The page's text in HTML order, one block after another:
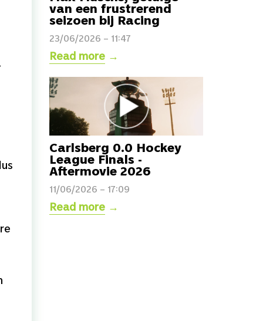
van een frustrerend
seizoen bij Racing
23/06/2026 – 11:47
Read more →
Carlsberg 0.0 Hockey
League Finals -
Aftermovie 2026
11/06/2026 – 17:09
Read more →